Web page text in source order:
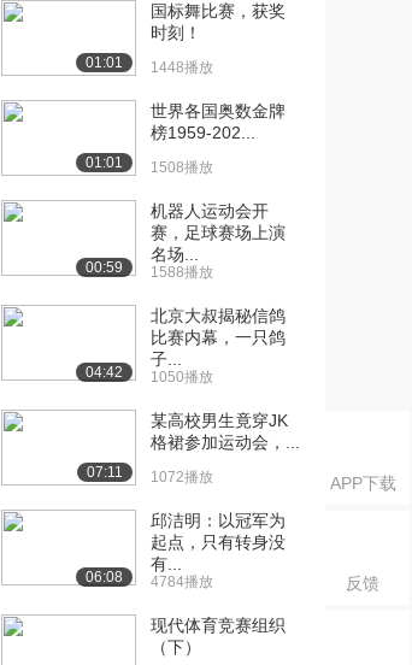
APP下载
反馈
[16] 16 运算符-算术运算
10:53
[17] 17 运算符-算术运算
07:37
[18] 18 运算符-算术运算
07:14
[19] 19 运算符-赋值运算符
1805播放
06:13
[20] 20 运算符-比较运算符
[21] 21 运算符-逻辑运算
04:26
[22] 22 运算符-逻辑运算
04:42
[23] 23 运算符-逻辑运算
04:57
01:01
国标舞比赛，获奖
时刻！
1448播放
01:01
世界各国奥数金牌
榜1959-202...
1508播放
00:59
机器人运动会开
赛，足球赛场上演
名场...
1588播放
04:42
北京大叔揭秘信鸽
比赛内幕，一只鸽
子...
1050播放
07:11
某高校男生竟穿JK
格裙参加运动会，...
1072播放
06:08
邱洁明：以冠军为
起点，只有转身没
有...
4784播放
现代体育竞赛组织
（下）